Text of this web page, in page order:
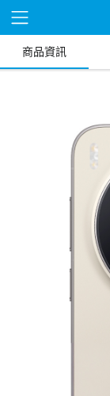
商品資訊